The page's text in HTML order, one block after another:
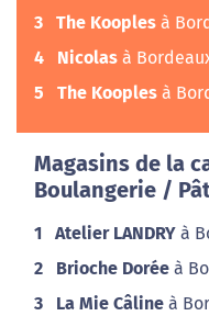
3 The Kooples à
4 Nicolas à
5 The Kooples à
Magasins de la
Boulangerie /
1 Atelier LANDRY à
2 Brioche Dorée à
3 La Mie Câline à